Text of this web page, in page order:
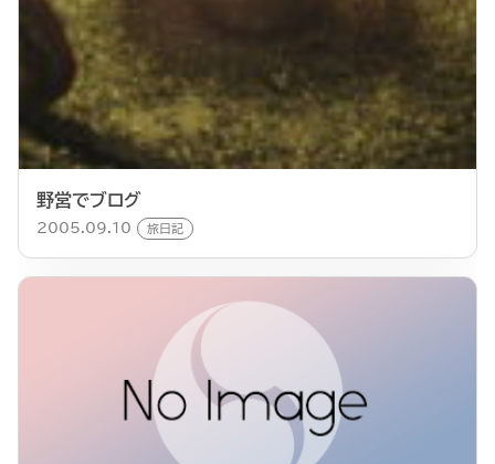
野営でブログ
2005.09.10 旅日記